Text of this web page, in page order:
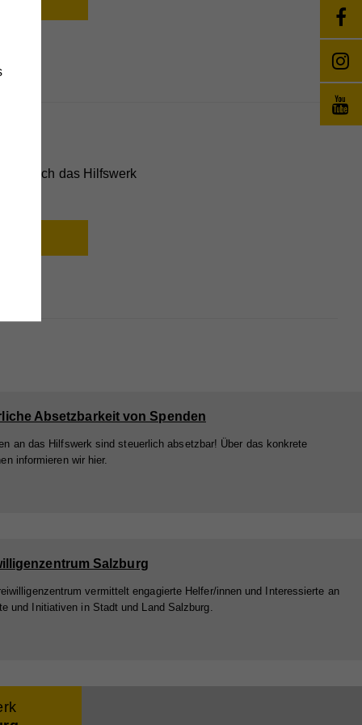
ich das Hilfswerk
Absetzbarkeit von Spenden
an das Hilfswerk sind steuerlich absetzbar! Über das konkrete
informieren wir hier.
Salzburg
vermittelt engagierte Helfer/innen und Interessierte an
und Initiativen in Stadt und Land Salzburg.